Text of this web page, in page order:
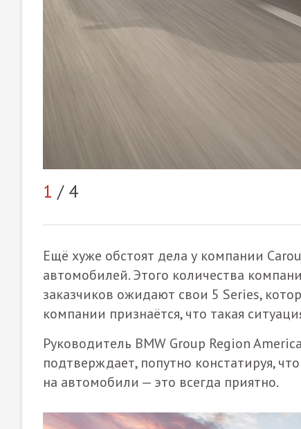
1 / 4
Ещё хуже обстоят дела у компании
автомобилей. Этого количества
заказчиков ожидают свои 5 Series,
компании признаётся, что такая
Руководитель BMW Group Region
подтверждает, попутно констатируя,
на автомобили — это всегда приятно.